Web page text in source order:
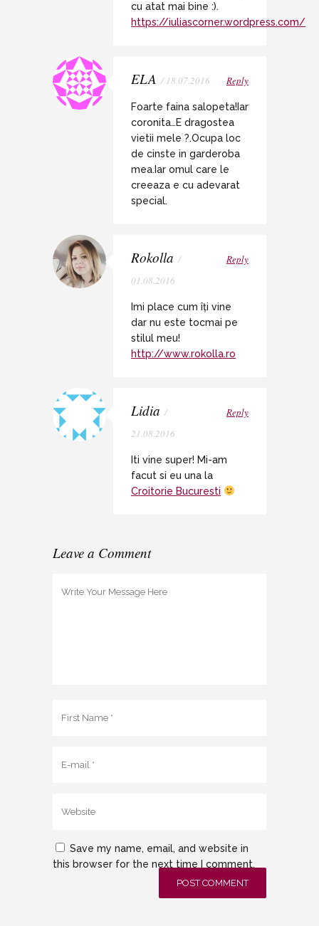
cu atat mai bine :).
https://iuliascorner.wordpress.com/
ELA / 18.07.2016 Reply
Foarte faina salopeta!Iar
coronita…E dragostea
vietii mele ?.Ocupa loc
de cinste in garderoba
mea.Iar omul care le
creeaza e cu adevarat
special.
Rokolla /
01.08.2016
Reply
Imi place cum îți vine
dar nu este tocmai pe
stilul meu!
http://www.rokolla.ro
Lidia /
21.08.2016
Reply
Iti vine super! Mi-am
facut si eu una la
Croitorie Bucuresti
Leave a Comment
Save my name, email, and website in
this browser for the next time I comment.